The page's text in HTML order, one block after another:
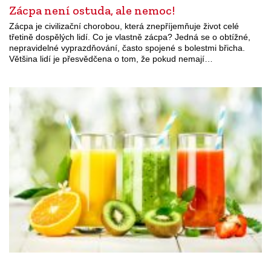
Zácpa není ostuda, ale nemoc!
Zácpa je civilizační chorobou, která znepříjemňuje život celé
třetině dospělých lidí. Co je vlastně zácpa? Jedná se o obtížné,
nepravidelné vyprazdňování, často spojené s bolestmi břicha.
Většina lidí je přesvědčena o tom, že pokud nemají…